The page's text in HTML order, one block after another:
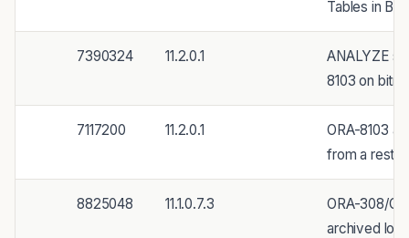
Tables in
7390324 11.2.0.1
ANALYZE
8103 on
7117200 11.2.0.1
ORA-8103
from a
8825048 11.1.0.7.3
ORA-308/
archived log